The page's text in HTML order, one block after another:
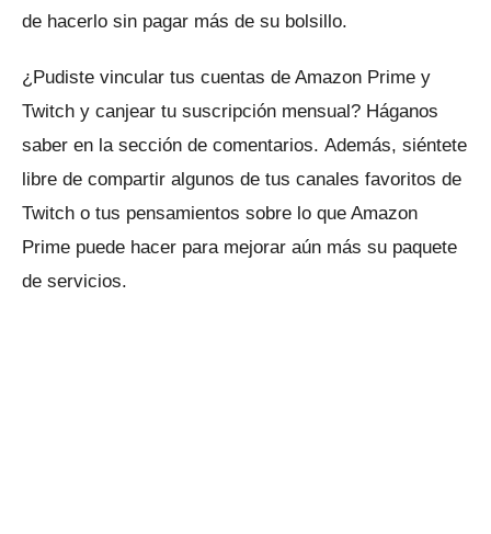
de hacerlo sin pagar más de su bolsillo.
¿Pudiste vincular tus cuentas de Amazon Prime y
Twitch y canjear tu suscripción mensual? Háganos
saber en la sección de comentarios. Además, siéntete
libre de compartir algunos de tus canales favoritos de
Twitch o tus pensamientos sobre lo que Amazon
Prime puede hacer para mejorar aún más su paquete
de servicios.